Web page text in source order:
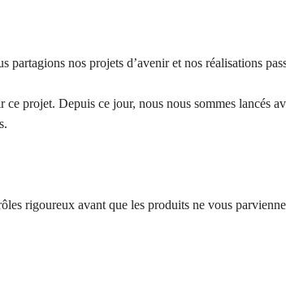
nos projets d’avenir et nos réalisations
projet. Depuis ce jour, nous nous sommes lancés
rigoureux avant que les produits ne vous